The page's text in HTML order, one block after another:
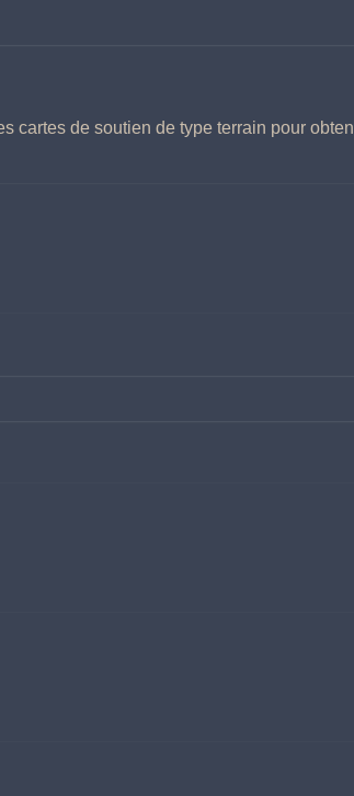
cartes de soutien de type terrain pour